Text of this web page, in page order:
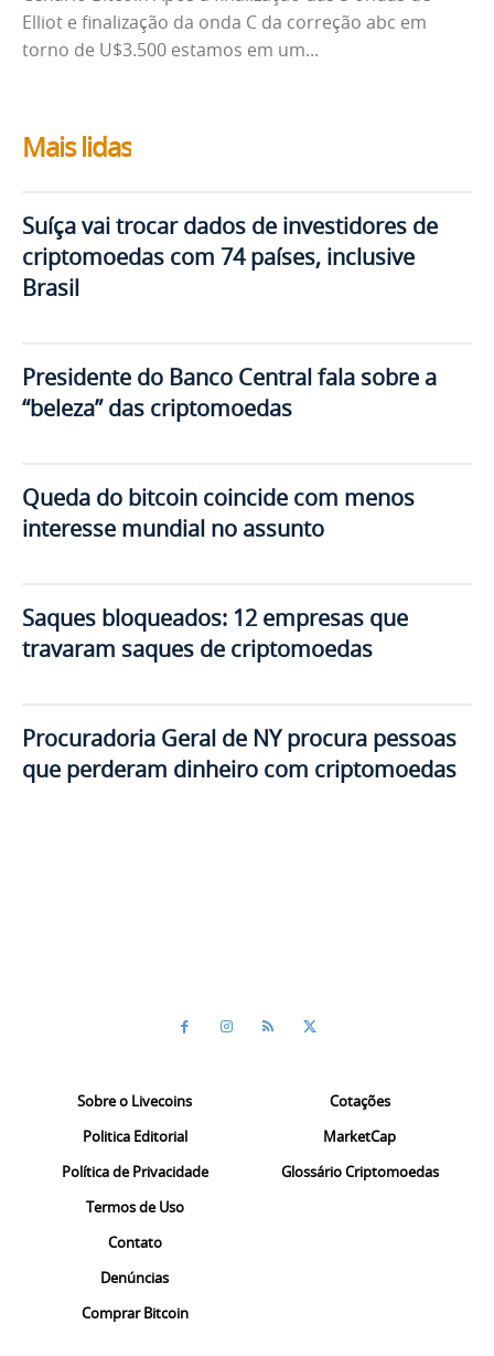
Elliot e finalização da onda C da correção abc em
torno de U$3.500 estamos em um...
Mais lidas
Suíça vai trocar dados de investidores de
criptomoedas com 74 países, inclusive
Brasil
Presidente do Banco Central fala sobre a
“beleza” das criptomoedas
Queda do bitcoin coincide com menos
interesse mundial no assunto
Saques bloqueados: 12 empresas que
travaram saques de criptomoedas
Procuradoria Geral de NY procura pessoas
que perderam dinheiro com criptomoedas
Sobre o Livecoins
Politica Editorial
Política de Privacidade
Termos de Uso
Contato
Denúncias
Comprar Bitcoin
Cotações
MarketCap
Glossário Criptomoedas